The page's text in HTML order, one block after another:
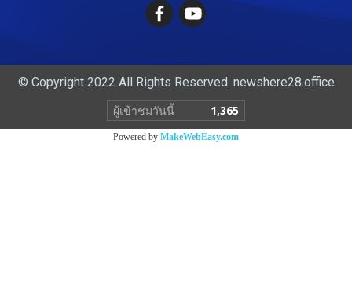
© Copyright 2022 All Rights Reserved. newshere28.office
ผู้เข้าชมวันนี้
1,365
Powered by MakeWebEasy.com